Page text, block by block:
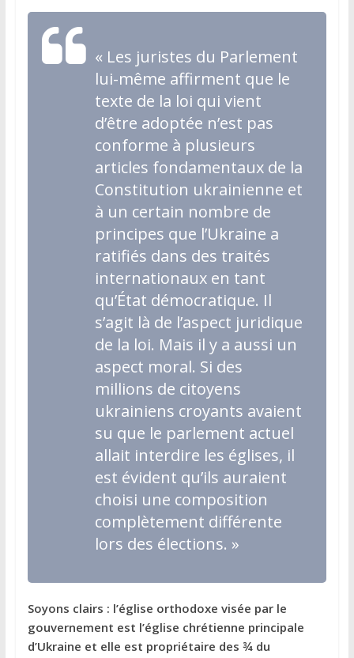
« Les juristes du Parlement
lui-même affirment que le
texte de la loi qui vient
d’être adoptée n’est pas
conforme à plusieurs
articles fondamentaux de la
Constitution ukrainienne et
à un certain nombre de
principes que l’Ukraine a
ratifiés dans des traités
internationaux en tant
qu’État démocratique. Il
s’agit là de l’aspect juridique
de la loi. Mais il y a aussi un
aspect moral. Si des
millions de citoyens
ukrainiens croyants avaient
su que le parlement actuel
allait interdire les églises, il
est évident qu’ils auraient
choisi une composition
complètement différente
lors des élections. »
Soyons clairs : l’église orthodoxe visée par le
gouvernement est l’église chrétienne principale
d’Ukraine et elle est propriétaire des ¾ du